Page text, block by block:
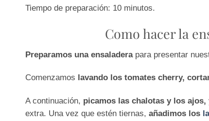
Tiempo de preparación: 10 minutos.
Como hacer la
Preparamos una ensaladerapara presentar
Comenzamos lavando los tomates cherry,
A continuación, picamos las chalotas y los
extra. Una vez que estén tiernas, añadimos los